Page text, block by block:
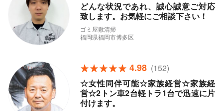
どんな状況であれ、誠心誠意ご対応
致します。お気軽にご相談下さい！
ゴミ屋敷清掃
福岡県福岡市博多区
4.98 (152)
☆女性同伴可能☆家族経営☆家族経
営☆2トン車2台軽トラ1台で迅速に片
付けます。